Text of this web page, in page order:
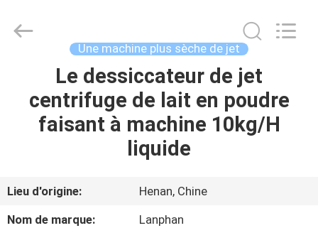
MAISON
PRODUITS
AU
Lanphan
Industry
Une machine plus sèche de jet
Le dessiccateur de jet
centrifuge de lait en poudre
faisant à machine 10kg/H
liquide
Lieu d'origine:
Henan, Chine
Nom de marque:
Lanphan